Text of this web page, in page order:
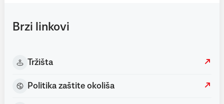
Brzi linkovi
Tržišta
Politika zaštite okoliša